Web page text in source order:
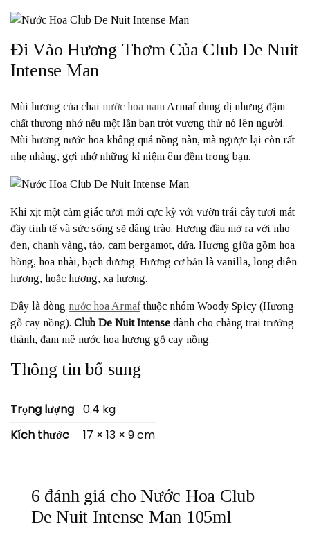
Đi Vào Hương Thơm Của Club De Nuit
Intense Man
Mùi hương của chai nước hoa namArmaf dung dị nhưng đậm
chất thương nhớ nếu một lần bạn trót vương thử nó lên người.
Mùi hương nước hoa không quá nồng nàn, mà ngược lại còn rất
nhẹ nhàng, gợi nhớ những kỉ niệm êm đềm trong bạn.
Khi xịt một cảm giác tươi mới cực kỳ với vườn trái cây tươi mát
đầy tinh tế và sức sống sẽ dâng trào. Hương đầu mở ra với nho
đen, chanh vàng, táo, cam bergamot, dứa. Hương giữa gồm hoa
hồng, hoa nhài, bạch dương. Hương cơ bản là vanilla, long diên
hương, hoắc hương, xạ hương.
Đây là dòng nước hoa Armafthuộc nhóm Woody Spicy (Hương
gỗ cay nồng). Club De Nuit Intense dành cho chàng trai trưởng
thành, đam mê nước hoa hương gỗ cay nồng.
Thông tin bổ sung
Trọng lượng 0.4 kg
Kích thước
17 × 13 × 9 cm
6 đánh giá choNước Hoa Club
De Nuit Intense Man 105ml